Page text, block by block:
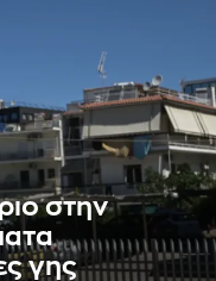
στην
γης